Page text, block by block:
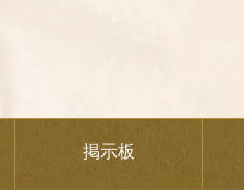
掲示板